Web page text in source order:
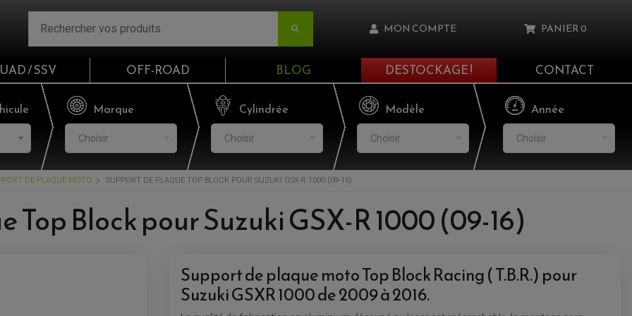
 MON COMPTE
Email
Mot de passe
CONNEXION
PANIER0
Il n'y a aucun produit dans votre panier
/ SSV OFF-ROAD BLOG DESTOCKAGE ! CONTACT
Marque
Choisir
Cylindrée
Choisir
Modèle
Choisir
Année
Choisir
DE PLAQUE MOTO SUPPORT DE PLAQUE TOP BLOCK POUR SUZUKI GSX-R 1000 (09-16)
Block pour Suzuki GSX-R 1000 (09-16)
Support de plaque moto Top Block Racing ( T.B.R.) pour
Suzuki GSXR 1000 de 2009 à 2016.